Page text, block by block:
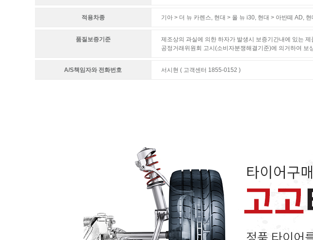
적용차종 기아 > 더 뉴 카렌스, 현대 > 올 뉴 i30, 현대 > 아반떼 AD, 현
품질보증기준
제조상의 과실에 의한 하자가 발생시 보증기간내에 있는
공정거래위원회 고시(소비자분쟁해결기준)에 의거하여 보
A/S책임자와 전화번호 서시현 ( 고객센터 1855-0152 )